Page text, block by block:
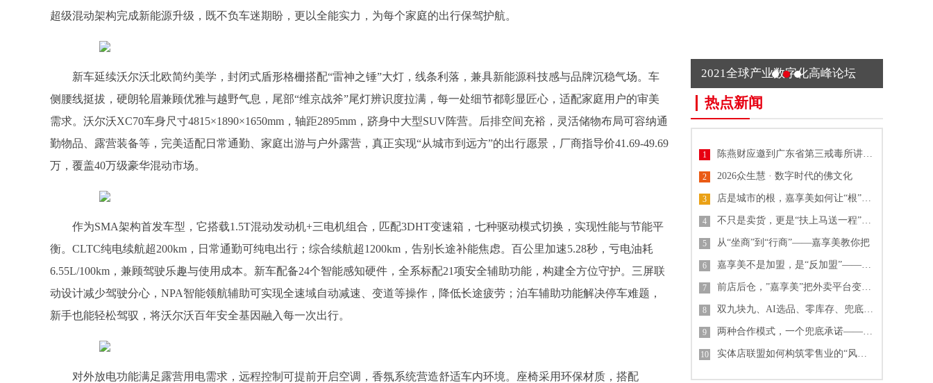
超级混动架构完成新能源升级，既不负车迷期盼，更以全能实力，为每个家庭的出行保驾护航。
新车延续沃尔沃北欧简约美学，封闭式盾形格栅搭配“雷神之锤”大灯，线条利落，兼具新能源科技感与品牌沉稳气场。车
侧腰线挺拔，硬朗轮眉兼顾优雅与越野气息，尾部“维京战斧”尾灯辨识度拉满，每一处细节都彰显匠心，适配家庭用户的审美
需求。沃尔沃XC70车身尺寸4815×1890×1650mm，轴距2895mm，跻身中大型SUV阵营。后排空间充裕，灵活储物布局可容纳通
勤物品、露营装备等，完美适配日常通勤、家庭出游与户外露营，真正实现“从城市到远方”的出行愿景，厂商指导价41.69-49.69
万，覆盖40万级豪华混动市场。
作为SMA架构首发车型，它搭载1.5T混动发动机+三电机组合，匹配3DHT变速箱，七种驱动模式切换，实现性能与节能平
衡。CLTC纯电续航超200km，日常通勤可纯电出行；综合续航超1200km，告别长途补能焦虑。百公里加速5.28秒，亏电油耗
6.55L/100km，兼顾驾驶乐趣与使用成本。新车配备24个智能感知硬件，全系标配21项安全辅助功能，构建全方位守护。三屏联
动设计减少驾驶分心，NPA智能领航辅助可实现全速域自动减速、变道等操作，降低长途疲劳；泊车辅助功能解决停车难题，
新手也能轻松驾驭，将沃尔沃百年安全基因融入每一次出行。
对外放电功能满足露营用电需求，远程控制可提前开启空调，香氛系统营造舒适车内环境。座椅采用环保材质，搭配
2021全球产业数字化高峰论坛
热点新闻
1 陈燕财应邀到广东省第三戒毒所讲课：蓝
2 2026众生慧 · 数字时代的佛文化
3 店是城市的根，嘉享美如何让“根”扎得
4 不只是卖货，更是“扶上马送一程”：揭
5 从“坐商”到“行商”——嘉享美教你把
6 嘉享美不是加盟，是“反加盟”——零费
7 前店后仓，”嘉享美”把外卖平台变成你
8 双九块九、AI选品、零库存、兜底回本
9 两种合作模式，一个兜底承诺——煜垣供
10 实体店联盟如何构筑零售业的“风险缓冲